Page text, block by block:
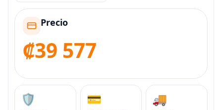
Precio
₡39 577
🛡️ 💳 🚚